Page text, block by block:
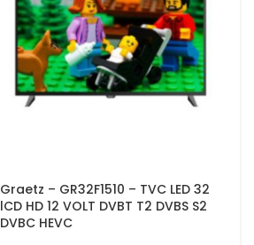
Graetz – GR32F1510 – TVC LED 32
lCD HD 12 VOLT DVBT T2 DVBS S2
DVBC HEVC